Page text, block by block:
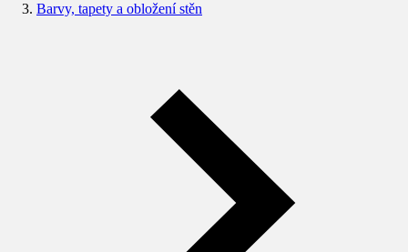
Barvy, tapety a obložení stěn